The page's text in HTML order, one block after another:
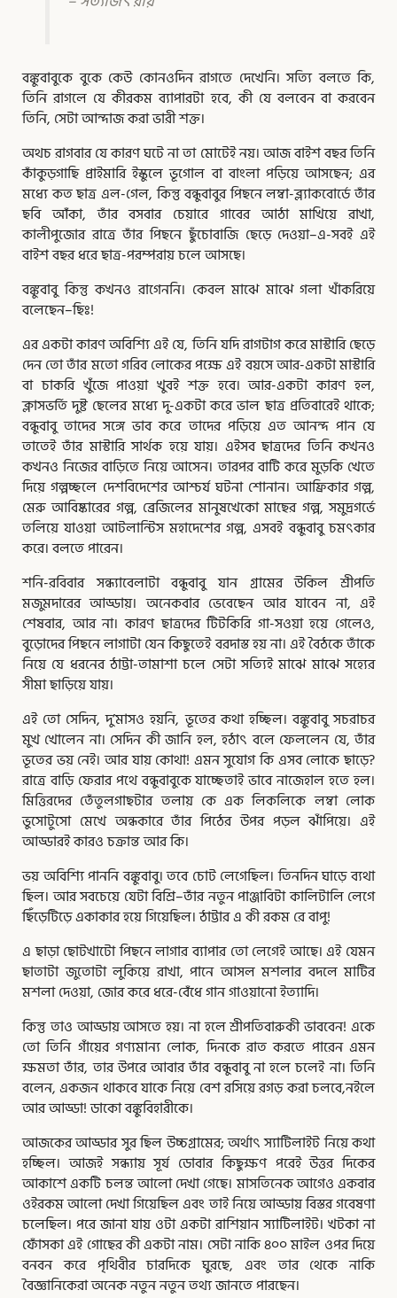
বঙ্কুবাবুকে বুকে কেউ কোনওদিন রাগতে দেখেনি। সত্যি বলতে কি,
তিনি রাগলে যে কীরকম ব্যাপারটা হবে, কী যে বলবেন বা করবেন
তিনি, সেটা আন্দাজ করা ভারী শক্ত।
অথচ রাগবার যে কারণ ঘটে না তা মোটেই নয়। আজ বাইশ বছর তিনি
কাঁকুড়গাছি প্রাইমারি ইস্কুলে ভূগোল বা বাংলা পড়িয়ে আসছেন; এর
মধ্যে কত ছাত্র এল-গেল, কিন্তু বন্ধুবাবুর পিছনে লম্বা-ব্ল্যাকবোর্ডে তাঁর
ছবি আঁকা, তাঁর বসবার চেয়ারে গাবের আঠা মাখিয়ে রাখা,
কালীপুজোর রাত্রে তাঁর পিছনে ছুঁচোবাজি ছেড়ে দেওয়া–এ-সবই এই
বাইশ বছর ধরে ছাত্ৰ-পরম্পরায় চলে আসছে।
বঙ্কুবাবু কিন্তু কখনও রাগেননি। কেবল মাঝে মাঝে গলা খাঁকরিয়ে
বলেছেন–ছিঃ!
এর একটা কারণ অবিশ্যি এই যে, তিনি যদি রাগটাগ করে মাস্টারি ছেড়ে
দেন তো তাঁর মতো গরিব লোকের পক্ষে এই বয়সে আর-একটা মাস্টারি
বা চাকরি খুঁজে পাওয়া খুবই শক্ত হবে। আর-একটা কারণ হল,
ক্লাসভর্তি দুষ্ট ছেলের মধ্যে দু-একটা করে ভাল ছাত্র প্রতিবারেই থাকে;
বন্ধুবাবু তাদের সঙ্গে ভাব করে তাদের পড়িয়ে এত আনন্দ পান যে
তাতেই তাঁর মাস্টারি সার্থক হয়ে যায়। এইসব ছাত্রদের তিনি কখনও
কখনও নিজের বাড়িতে নিয়ে আসেন। তারপর বাটি করে মুড়কি খেতে
দিয়ে গল্পচ্ছলে দেশবিদেশের আশ্চর্য ঘটনা শোনান। আফ্রিকার গল্প,
মেরু আবিষ্কারের গল্প, ব্রেজিলের মানুষখেকো মাছের গল্প, সমুদ্রগর্ভে
তলিয়ে যাওয়া আটলান্টিস মহাদেশের গল্প, এসবই বন্ধুবাবু চমৎকার
করে। বলতে পারেন।
শনি-রবিবার সন্ধ্যাবেলাটা বন্ধুবাবু যান গ্রামের উকিল শ্রীপতি
মজুমদারের আড্ডায়। অনেকবার ভেবেছেন আর যাবেন না, এই
শেষবার, আর না। কারণ ছাত্রদের টিটকিরি গা-সওয়া হয়ে গেলেও,
বুড়োদের পিছনে লাগাটা যেন কিছুতেই বরদাস্ত হয় না। এই বৈঠকে তাঁকে
নিয়ে যে ধরনের ঠাট্টা-তামাশা চলে সেটা সত্যিই মাঝে মাঝে সহ্যের
সীমা ছাড়িয়ে যায়।
এই তো সেদিন, দু’মাসও হয়নি, ভূতের কথা হচ্ছিল। বঙ্কুবাবু সচরাচর
মুখ খোলেন না। সেদিন কী জানি হল, হঠাৎ বলে ফেললেন যে, তাঁর
ভূতের ভয় নেই। আর যায় কোথা! এমন সুযোগ কি এসব লোকে ছাড়ে?
রাত্রে বাড়ি ফেরার পথে বন্ধুবাবুকে যাচ্ছেতাই ভাবে নাজেহাল হতে হল।
মিত্তিরদের তেঁতুলগাছটার তলায় কে এক লিকলিকে লম্বা লোক
ভুসোটুসো মেখে অন্ধকারে তাঁর পিঠের উপর পড়ল ঝাঁপিয়ে। এই
আড্ডারই কারও চক্রান্ত আর কি।
ভয় অবিশ্যি পাননি বঙ্কুবাবু। তবে চোট লেগেছিল। তিনদিন ঘাড়ে ব্যথা
ছিল। আর সবচেয়ে যেটা বিশ্রি–তাঁর নতুন পাঞ্জাবিটা কালিটালি লেগে
ছিঁড়েটিড়ে একাকার হয়ে গিয়েছিল। ঠাট্টার এ কী রকম রে বাপু!
এ ছাড়া ছোটখাটো পিছনে লাগার ব্যাপার তো লেগেই আছে। এই যেমন
ছাতাটা জুতোটা লুকিয়ে রাখা, পানে আসল মশলার বদলে মাটির
মশলা দেওয়া, জোর করে ধরে-বেঁধে গান গাওয়ানো ইত্যাদি।
কিন্তু তাও আড্ডায় আসতে হয়। না হলে শ্রীপতিবারুকী ভাববেন! একে
তো তিনি গাঁয়ের গণ্যমান্য লোক, দিনকে রাত করতে পারেন এমন
ক্ষমতা তাঁর, তার উপরে আবার তাঁর বন্ধুবাবু না হলে চলেই না। তিনি
বলেন, একজন থাকবে যাকে নিয়ে বেশ রসিয়ে রগড় করা চলবে,নইলে
আর আড্ডা! ডাকো বঙ্কুবিহারীকে।
আজকের আড্ডার সুর ছিল উচ্চগ্রামের; অর্থাৎ স্যাটিলাইট নিয়ে কথা
হচ্ছিল। আজই সন্ধ্যায় সূর্য ডোবার কিছুক্ষণ পরেই উত্তর দিকের
আকাশে একটি চলন্ত আলো দেখা গেছে। মাসতিনেক আগেও একবার
ওইরকম আলো দেখা গিয়েছিল এবং তাই নিয়ে আড্ডায় বিস্তর গবেষণা
চলেছিল। পরে জানা যায় ওটা একটা রাশিয়ান স্যাটিলাইট। খটকা না
ফোঁসকা এই গোছের কী একটা নাম। সেটা নাকি ৪০০ মাইল ওপর দিয়ে
বনবন করে পৃথিবীর চারদিকে ঘুরছে, এবং তার থেকে নাকি
বৈজ্ঞানিকেরা অনেক নতুন নতুন তথ্য জানতে পারছেন।